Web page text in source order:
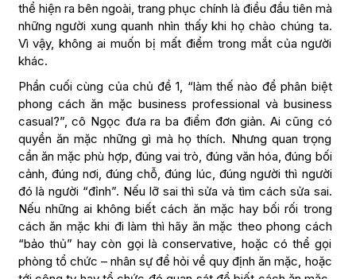
thể hiện ra bên ngoài, trang phục chính là điều đầu tiên mà
những người xung quanh nhìn thấy khi họ chào chúng ta.
Vì vậy, không ai muốn bị mất điểm trong mắt của người
khác.
Phần cuối cùng của chủ đề 1, “làm thế nào để phân biệt
phong cách ăn mặc business professional và business
casual?”, cô Ngọc đưa ra ba điểm đơn giản. Ai cũng có
quyền ăn mặc những gì mà họ thích. Nhưng quan trọng
cần ăn mặc phù hợp, đúng vai trò, đúng văn hóa, đúng bối
cảnh, đúng nơi, đúng chỗ, đúng lúc, đúng người thì người
đó là người “đỉnh”. Nếu lỡ sai thì sửa và tìm cách sửa sai.
Nếu những ai không biết cách ăn mặc hay bối rối trong
cách ăn mặc khi đi làm thì hãy ăn mặc theo phong cách
“bảo thủ” hay còn gọi là conservative, hoặc có thể gọi
phòng tổ chức – nhân sự để hỏi về quy định ăn mặc, hoặc